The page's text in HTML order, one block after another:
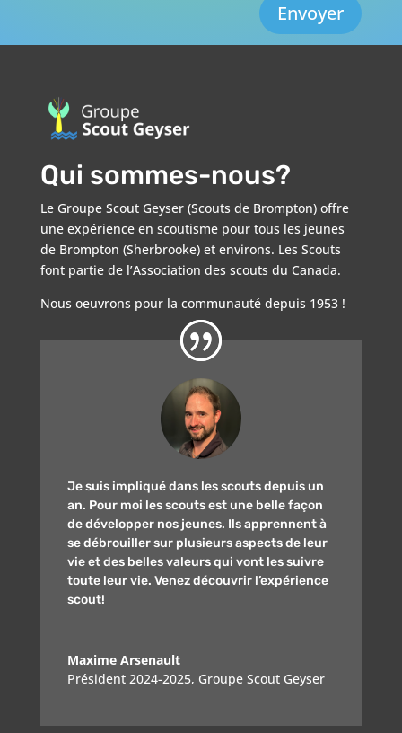
Envoyer
Qui sommes-nous?
Le Groupe Scout Geyser (Scouts de Brompton) offre
une expérience en scoutisme pour tous les jeunes
de Brompton (Sherbrooke) et environs. Les Scouts
font partie de l’Association des scouts du Canada.
Nous oeuvrons pour la communauté depuis 1953 !
Je suis impliqué dans les scouts depuis un
an. Pour moi les scouts est une belle façon
de développer nos jeunes. Ils apprennent à
se débrouiller sur plusieurs aspects de leur
vie et des belles valeurs qui vont les suivre
toute leur vie. Venez découvrir l’expérience
scout!
Maxime Arsenault
Président 2024-2025, Groupe Scout Geyser